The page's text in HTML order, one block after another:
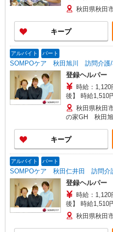
夜間（〜8:00、
祝日：時給1,890円〜 【実務者研修
（ヘルパー1級・2級）】 時給
以上勤務（社保
早朝夜間（〜
が同時給 ◎キャ
秋田県秋田
キープ
アルバイト パート
SOMPOケア 秋田旭川 訪問介護/
登録ヘルパー
時給：1,120円 ーーーーーーー 【資
後】 時給1,510円〜 ＊早朝夜間：時給1,888円〜
秋田県秋田
の家GH 秋田
キープ
アルバイト パート
SOMPOケア 秋田仁井田 訪問介
登録ヘルパー
時給：1,120円 ーーーーーーー 【資
後】 時給1,510円〜 ＊早朝夜間：時給1,888円〜
秋田県秋田